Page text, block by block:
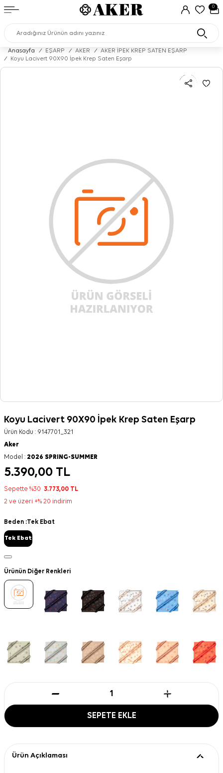
0
Anasayfa / EŞARP / AKER /
AKER İPEK KREP SATEN EŞARP
/
Koyu Lacivert 90X90 İpek Krep Saten Eşarp
Koyu Lacivert 90X90 İpek Krep Saten Eşarp
Ürün Kodu : 9147701_321
Aker
Model : 2026 SPRING-SUMMER
5.390,00 TL
Sepette %30 3.773,00 TL
2 ve üzeri +% 20 indirim
Beden :Tek Ebat
Tek Ebat
Ürünün Diğer Renkleri
SEPETE EKLE
Ürün Açıklaması